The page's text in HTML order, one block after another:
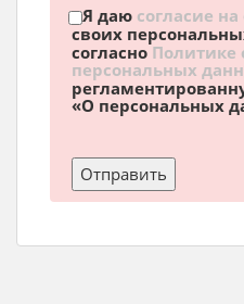
Я даю согласие
своих
согласно Политике
персональных
«О персональных